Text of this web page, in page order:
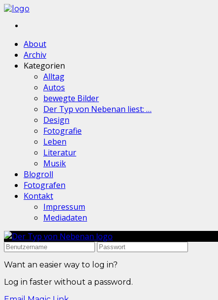
About
Archiv
Kategorien
Alltag
Autos
bewegte Bilder
Der Typ von Nebenan liest: …
Design
Fotografie
Leben
Literatur
Musik
Blogroll
Fotografen
Kontakt
Impressum
Mediadaten
Want an easier way to log in?
Log in faster without a password.